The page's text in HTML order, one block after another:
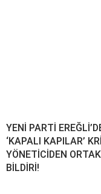
YENİ PARTİ
‘KAPALI KAPILAR’
YÖNETİCİDEN ORTAK
BİLDİRİ!